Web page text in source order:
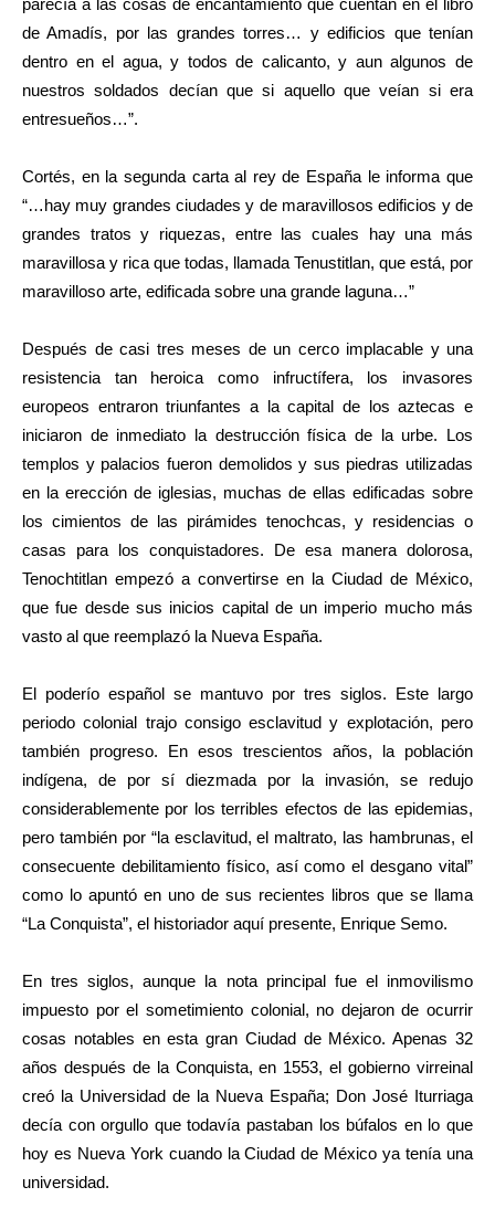
parecía a las cosas de encantamiento que cuentan en el libro
de Amadís, por las grandes torres… y edificios que tenían
dentro en el agua, y todos de calicanto, y aun algunos de
nuestros soldados decían que si aquello que veían si era
entresueños…”.
Cortés, en la segunda carta al rey de España le informa que
“…hay muy grandes ciudades y de maravillosos edificios y de
grandes tratos y riquezas, entre las cuales hay una más
maravillosa y rica que todas, llamada Tenustitlan, que está, por
maravilloso arte, edificada sobre una grande laguna…”
Después de casi tres meses de un cerco implacable y una
resistencia tan heroica como infructífera, los invasores
europeos entraron triunfantes a la capital de los aztecas e
iniciaron de inmediato la destrucción física de la urbe. Los
templos y palacios fueron demolidos y sus piedras utilizadas
en la erección de iglesias, muchas de ellas edificadas sobre
los cimientos de las pirámides tenochcas, y residencias o
casas para los conquistadores. De esa manera dolorosa,
Tenochtitlan empezó a convertirse en la Ciudad de México,
que fue desde sus inicios capital de un imperio mucho más
vasto al que reemplazó la Nueva España.
El poderío español se mantuvo por tres siglos. Este largo
periodo colonial trajo consigo esclavitud y explotación, pero
también progreso. En esos trescientos años, la población
indígena, de por sí diezmada por la invasión, se redujo
considerablemente por los terribles efectos de las epidemias,
pero también por “la esclavitud, el maltrato, las hambrunas, el
consecuente debilitamiento físico, así como el desgano vital”
como lo apuntó en uno de sus recientes libros que se llama
“La Conquista”, el historiador aquí presente, Enrique Semo.
En tres siglos, aunque la nota principal fue el inmovilismo
impuesto por el sometimiento colonial, no dejaron de ocurrir
cosas notables en esta gran Ciudad de México. Apenas 32
años después de la Conquista, en 1553, el gobierno virreinal
creó la Universidad de la Nueva España; Don José Iturriaga
decía con orgullo que todavía pastaban los búfalos en lo que
hoy es Nueva York cuando la Ciudad de México ya tenía una
universidad.